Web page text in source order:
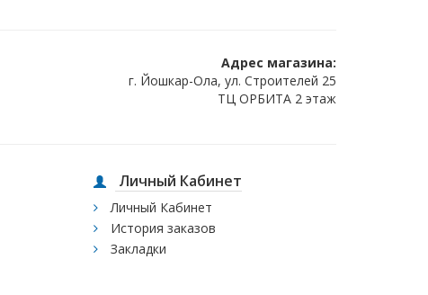
Адрес магазина:
г. Йошкар-Ола, ул. Строителей 25
ТЦ ОРБИТА 2 этаж
Личный Кабинет
Личный Кабинет
История заказов
Закладки